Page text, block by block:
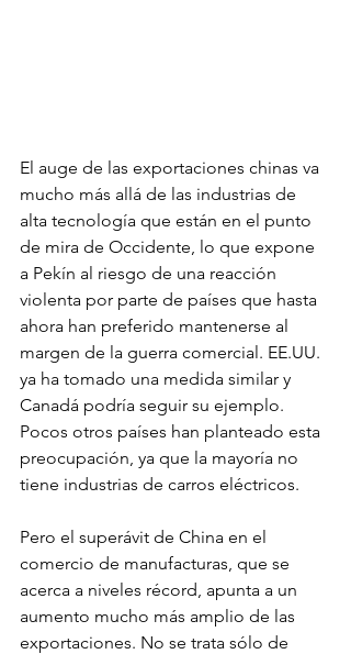
El auge de las exportaciones chinas va
mucho más allá de las industrias de
alta tecnología que están en el punto
de mira de Occidente, lo que expone
a Pekín al riesgo de una reacción
violenta por parte de países que hasta
ahora han preferido mantenerse al
margen de la guerra comercial. EE.UU.
ya ha tomado una medida similar y
Canadá podría seguir su ejemplo.
Pocos otros países han planteado esta
preocupación, ya que la mayoría no
tiene industrias de carros eléctricos.
Pero el superávit de China en el
comercio de manufacturas, que se
acerca a niveles récord, apunta a un
aumento mucho más amplio de las
exportaciones. No se trata sólo de